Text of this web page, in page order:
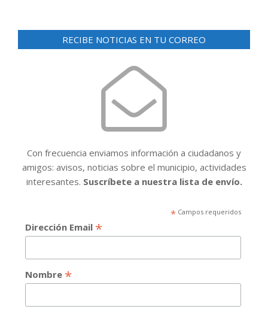
RECIBE NOTICIAS EN TU CORREO
Con frecuencia enviamos información a ciudadanos y
amigos: avisos, noticias sobre el municipio, actividades
interesantes. Suscríbete a nuestra lista de envío.
*Campos requeridos
Dirección Email *
Nombre *